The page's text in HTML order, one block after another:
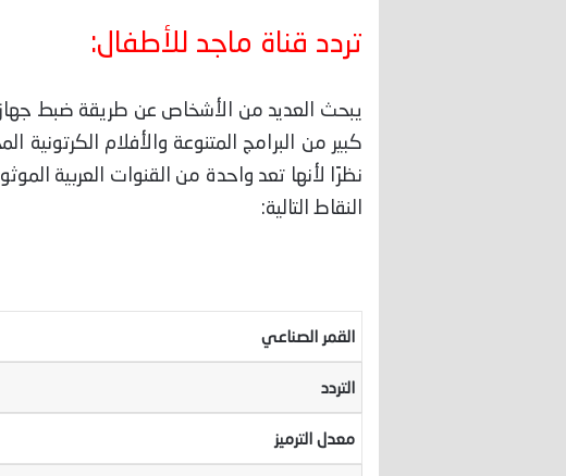
تردد قناة ماجد للأطفال:
يبحث العديد من الأشخاص عن طريقة ضبط جهاز
كبير من البرامج المتنوعة والأفلام
نظرًا لأنها تعد واحدة من القنوات العربية
النقاط التالية:
القمر الصناعي
التردد
معدل الترميز